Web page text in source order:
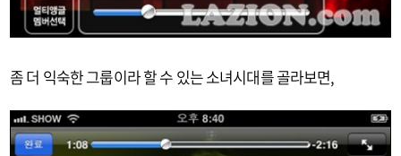
좀 더 익숙한 그룹이라 할 수 있는 소녀시대를 골라보면,